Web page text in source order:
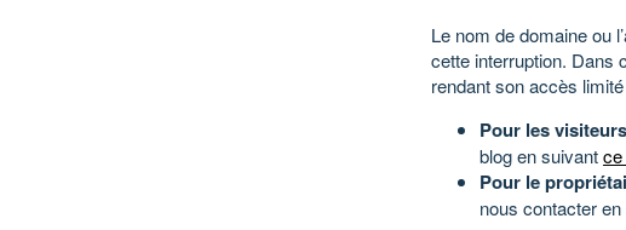
Le nom de domaine ou
cette interruption. Dans
rendant son accès
Pour les visiteurs
blog en suivantce
Pour le
nous contacter